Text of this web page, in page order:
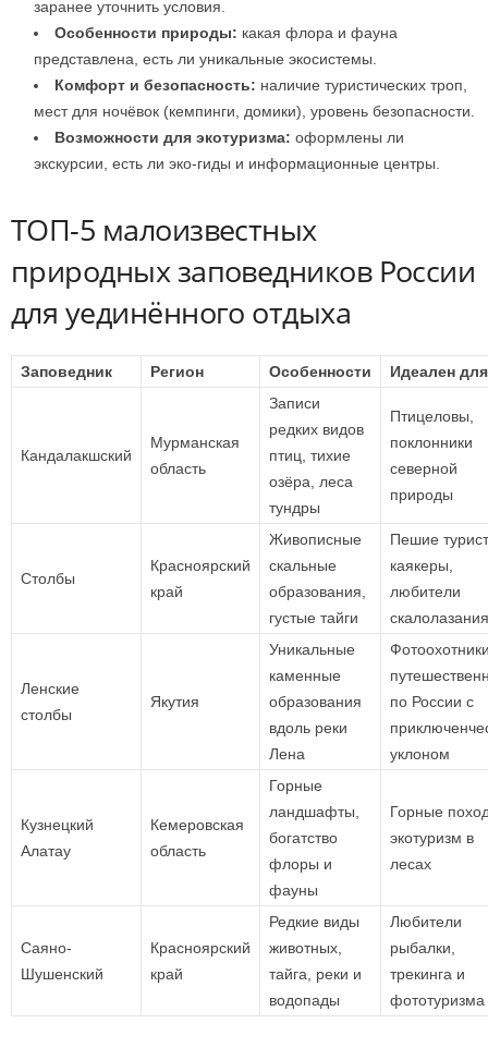
заранее уточнить условия.
Особенности природы: какая флора и фауна
представлена, есть ли уникальные экосистемы.
Комфорт и безопасность: наличие туристических троп,
мест для ночёвок (кемпинги, домики), уровень безопасности.
Возможности для экотуризма: оформлены ли
экскурсии, есть ли эко-гиды и информационные центры.
ТОП-5 малоизвестных
природных заповедников России
для уединённого отдыха
Заповедник Регион Особенности Идеален для
Кандалакшский
Мурманская
область
Записи
редких видов
птиц, тихие
озёра, леса
тундры
Птицеловы,
поклонники
северной
природы
Столбы
Красноярский
край
Живописные
скальные
образования,
густые тайги
Пешие
каякеры,
любители
скалолазания
Ленские
столбы
Якутия
Уникальные
каменные
образования
вдоль реки
Лена
по России с
уклоном
Кузнецкий
Алатау
Кемеровская
область
Горные
ландшафты,
богатство
флоры и
фауны
Горные
экотуризм в
лесах
Саяно-
Шушенский
Красноярский
край
Редкие виды
животных,
тайга, реки и
водопады
Любители
рыбалки,
трекинга и
фототуризма